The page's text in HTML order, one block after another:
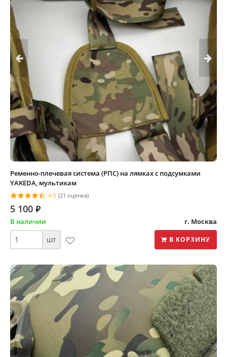
Ременно-плечевая система (РПС) на лямках с подсумками
YAKEDA, мультикам
4.9 (21 оценка)
5 100 ⃏
В наличии г. Москва
шт В КОРЗИНУ